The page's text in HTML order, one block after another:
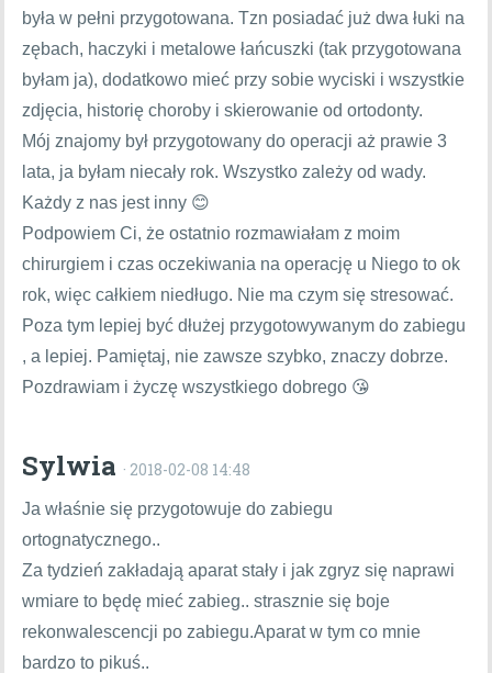
była w pełni przygotowana. Tzn posiadać już dwa łuki na
zębach, haczyki i metalowe łańcuszki (tak przygotowana
byłam ja), dodatkowo mieć przy sobie wyciski i wszystkie
zdjęcia, historię choroby i skierowanie od ortodonty.
Mój znajomy był przygotowany do operacji aż prawie 3
lata, ja byłam niecały rok. Wszystko zależy od wady.
Każdy z nas jest inny 😊
Podpowiem Ci, że ostatnio rozmawiałam z moim
chirurgiem i czas oczekiwania na operację u Niego to ok
rok, więc całkiem niedługo. Nie ma czym się stresować.
Poza tym lepiej być dłużej przygotowywanym do zabiegu
, a lepiej. Pamiętaj, nie zawsze szybko, znaczy dobrze.
Pozdrawiam i życzę wszystkiego dobrego 😘
Sylwia · 2018-02-08 14:48
Ja właśnie się przygotowuje do zabiegu
ortognatycznego..
Za tydzień zakładają aparat stały i jak zgryz się naprawi
wmiare to będę mieć zabieg.. strasznie się boje
rekonwalescencji po zabiegu.Aparat w tym co mnie
bardzo to pikuś..